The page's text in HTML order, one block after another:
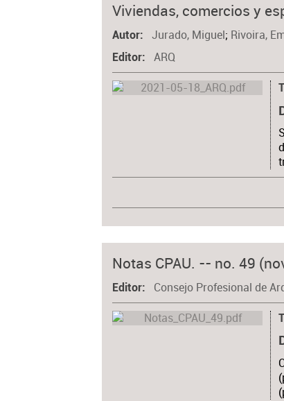
Viviendas, comercios y
Autor Jurado, Miguel; Rivoira,
Editor ARQ
Notas CPAU. -- no. 49
Editor Consejo Profesional de